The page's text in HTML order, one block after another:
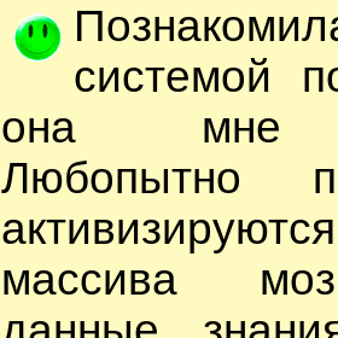
системой
она мне
Любопытно
массива